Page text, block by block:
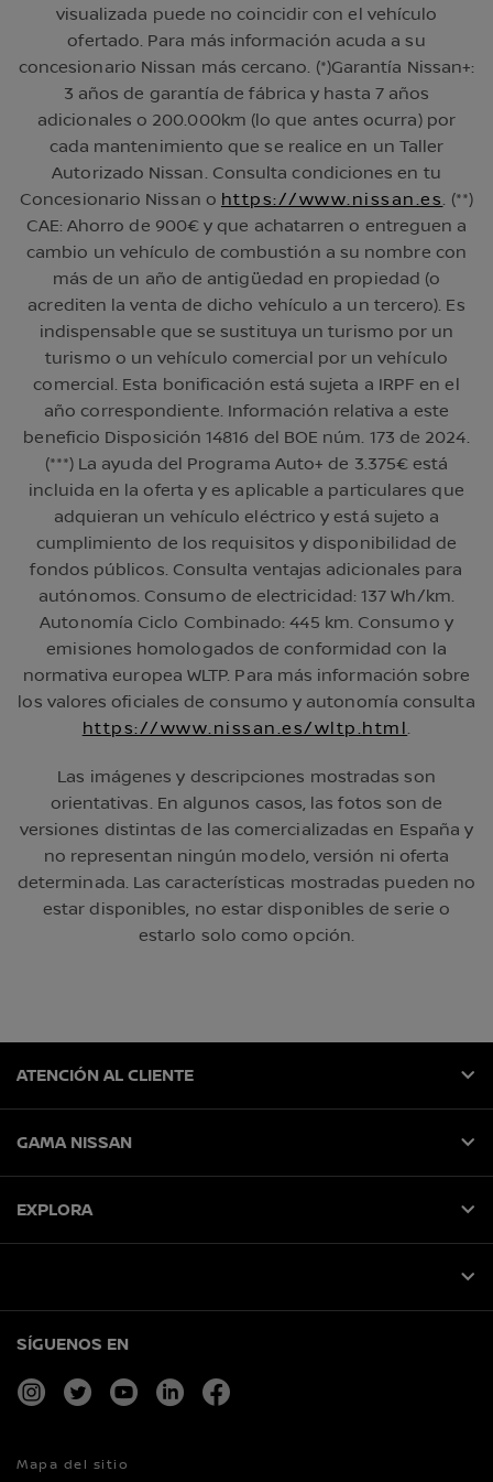
visualizada puede no coincidir con el vehículo
ofertado. Para más información acuda a su
concesionario Nissan más cercano. (*)Garantía Nissan+:
3 años de garantía de fábrica y hasta 7 años
adicionales o 200.000km (lo que antes ocurra) por
cada mantenimiento que se realice en un Taller
Autorizado Nissan. Consulta condiciones en tu
Concesionario Nissan o https://www.nissan.es. (**)
CAE: Ahorro de 900€ y que achatarren o entreguen a
cambio un vehículo de combustión a su nombre con
más de un año de antigüedad en propiedad (o
acrediten la venta de dicho vehículo a un tercero). Es
indispensable que se sustituya un turismo por un
turismo o un vehículo comercial por un vehículo
comercial. Esta bonificación está sujeta a IRPF en el
año correspondiente. Información relativa a este
beneficio Disposición 14816 del BOE núm. 173 de 2024.
(***) La ayuda del Programa Auto+ de 3.375€ está
incluida en la oferta y es aplicable a particulares que
adquieran un vehículo eléctrico y está sujeto a
cumplimiento de los requisitos y disponibilidad de
fondos públicos. Consulta ventajas adicionales para
autónomos. Consumo de electricidad: 137 Wh/km.
Autonomía Ciclo Combinado: 445 km. Consumo y
emisiones homologados de conformidad con la
normativa europea WLTP. Para más información sobre
los valores oficiales de consumo y autonomía consulta
https://www.nissan.es/wltp.html.
Las imágenes y descripciones mostradas son
orientativas. En algunos casos, las fotos son de
versiones distintas de las comercializadas en España y
no representan ningún modelo, versión ni oferta
determinada. Las características mostradas pueden no
estar disponibles, no estar disponibles de serie o
estarlo solo como opción.
ATENCIÓN AL CLIENTE
GAMA NISSAN
EXPLORA
SÍGUENOS EN
instagram
twitter youtubelinkedin
Mapa del sitio